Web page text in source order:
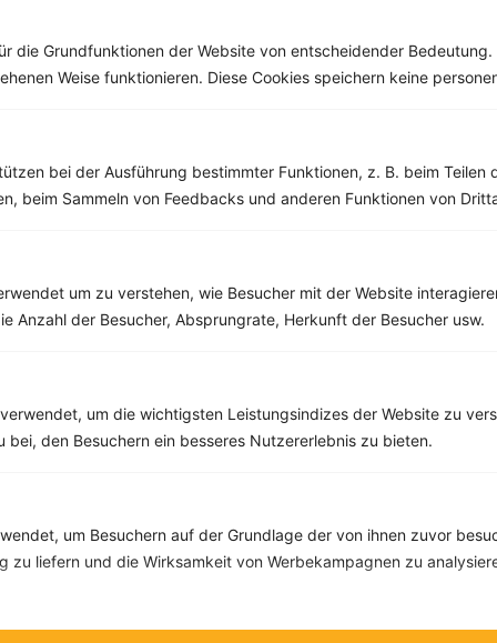
die Grundfunktionen der Website von entscheidender Bedeutung.
Weise funktionieren. Diese Cookies speichern keine
bei der Ausführung bestimmter Funktionen, z. B. beim Teilen
beim Sammeln von Feedbacks und anderen Funktionen von
um zu verstehen, wie Besucher mit der Website
Anzahl der Besucher, Absprungrate, Herkunft der Besucher usw.
um die wichtigsten Leistungsindizes der Website zu
bei, den Besuchern ein besseres Nutzererlebnis zu bieten.
um Besuchern auf der Grundlage der von ihnen zuvor
zu liefern und die Wirksamkeit von Werbekampagnen zu
Rezepte
‹ ›
Kalorien:
564 kcal
Fett:41 g